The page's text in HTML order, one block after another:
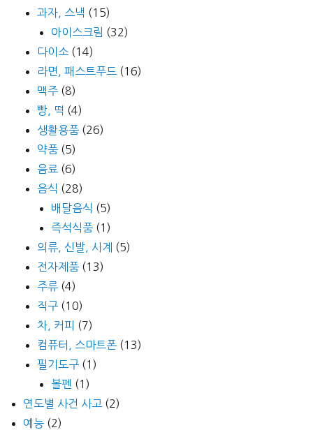
과자, 스낵 (15)
아이스크림 (32)
다이소 (14)
라면, 패스트푸드 (16)
맥주 (8)
빵, 떡 (4)
생활용품 (26)
약품 (5)
음료 (6)
음식 (28)
배달음식 (5)
즉석식품 (1)
의류, 신발, 시계
(5)
전자제품 (13)
주류 (4)
직구 (10)
차, 커피 (7)
컴퓨터, 스마트폰 (13)
필기도구 (1)
볼펜 (1)
연도별 사건 사고 (2)
예능 (2)